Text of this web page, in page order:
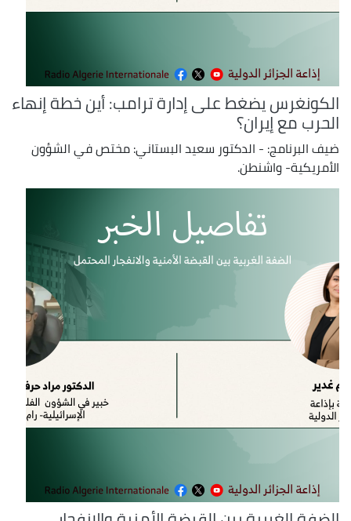
الكونغرس يضغط على إدارة ترامب: أين خطة إنهاء
الحرب مع إيران؟
ضيف البرنامج: - الدكتور سعيد البستاني: مختص في الشؤون
الأمريكية- واشنطن.